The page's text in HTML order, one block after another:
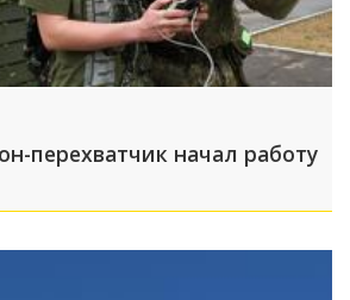
перехватчик начал работу